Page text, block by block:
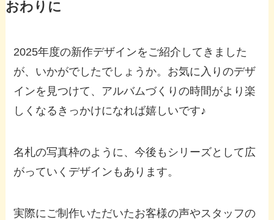
おわりに
2025年度の新作デザインをご紹介してきました
が、いかがでしたでしょうか。お気に入りのデザ
インを見つけて、アルバムづくりの時間がより楽
しくなるきっかけになれば嬉しいです♪
名札の写真枠のように、今後もシリーズとして広
がっていくデザインもあります。
実際にご制作いただいたお客様の声やスタッフの